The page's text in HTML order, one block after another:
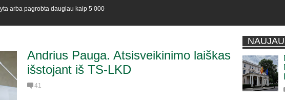
pagrobta daugiau kaip 5 000
Andrius Pauga. Atsisveikinimo laiškas
išstojant iš TS-LKD
41